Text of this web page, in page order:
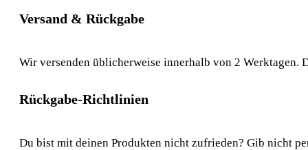
Versand & Rückgabe
Wir versenden üblicherweise innerhalb von 2 Werktagen.
Rückgabe-Richtlinien
Du bist mit deinen Produkten nicht zufrieden? Gib nicht